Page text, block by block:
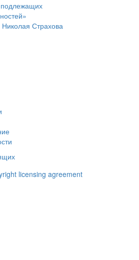
подлежащих
Страхова
licensing agreement